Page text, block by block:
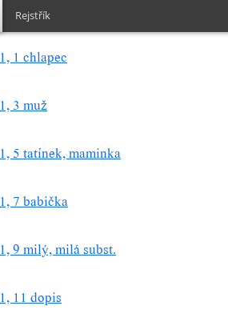
Rejstřík
1, 1 chlapec
1, 3 muž
1, 5 tatínek, maminka
1, 7 babička
1, 9 milý, milá subst.
1, 11 dopis